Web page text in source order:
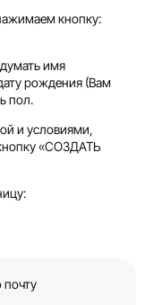
кнопку:
имя
рождения (Вам
пол.
и условиями,
«СОЗДАТЬ
почту